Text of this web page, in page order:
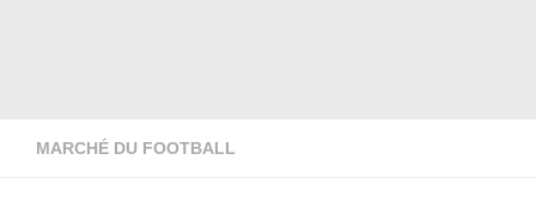
MARCHÉ DU FOOTBALL